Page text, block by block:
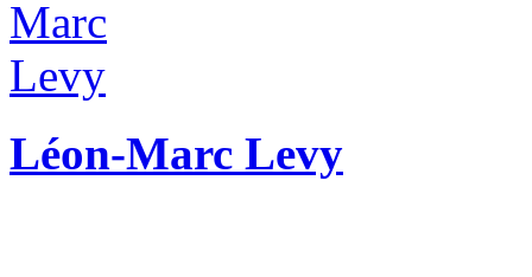
Léon-Marc Levy